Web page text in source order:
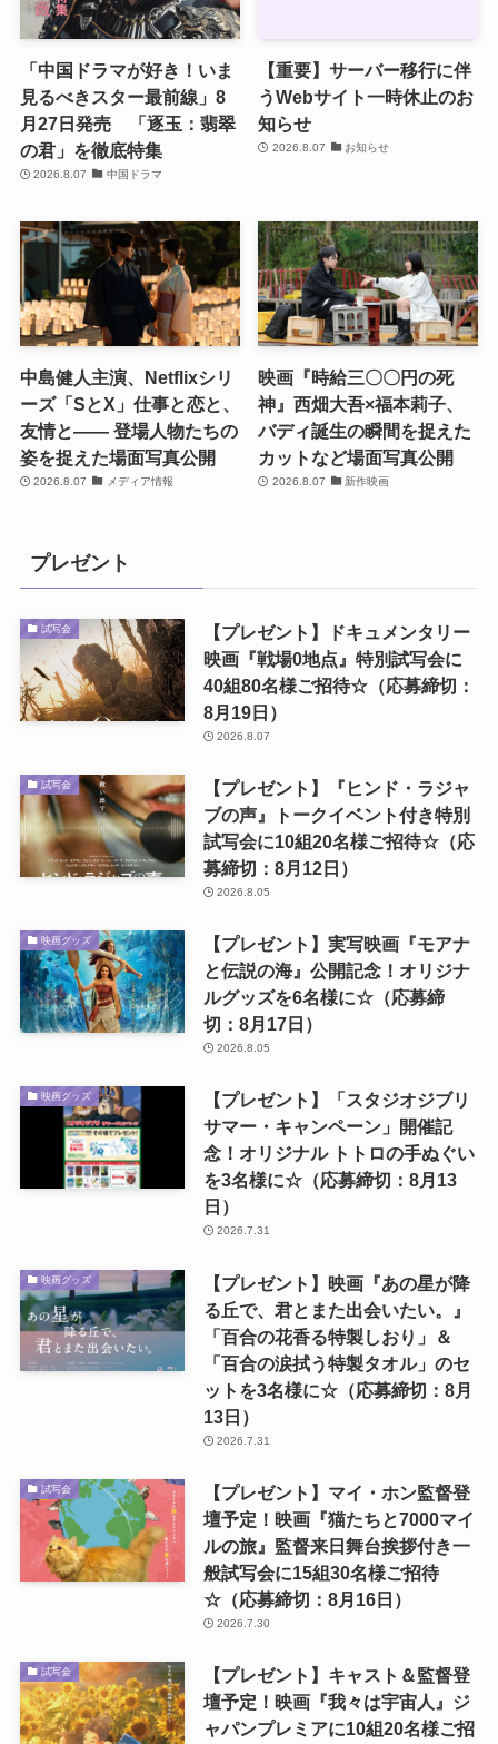
「中国ドラマが好き！いま
見るべきスター最前線」8
月27日発売 「逐玉：翡翠
の君」を徹底特集
2026.8.07 中国ドラマ
【重要】サーバー移行に伴
うWebサイト一時休止のお
知らせ
2026.8.07 お知らせ
中島健人主演、Netflixシリ
ーズ「SとX」仕事と恋と、
友情と―― 登場人物たちの
姿を捉えた場面写真公開
2026.8.07 メディア情報
映画『時給三〇〇円の死
神』西畑大吾×福本莉子、
バディ誕生の瞬間を捉えた
カットなど場面写真公開
2026.8.07 新作映画
プレゼント
試写会
【プレゼント】ドキュメンタリー
映画『戦場0地点』特別試写会に
40組80名様ご招待☆（応募締切：
8月19日）
2026.8.07
試写会
【プレゼント】『ヒンド・ラジャ
ブの声』トークイベント付き特別
試写会に10組20名様ご招待☆（応
募締切：8月12日）
2026.8.05
映画グッズ
【プレゼント】実写映画『モアナ
と伝説の海』公開記念！オリジナ
ルグッズを6名様に☆（応募締
切：8月17日）
2026.8.05
映画グッズ
【プレゼント】「スタジオジブリ
サマー・キャンペーン」開催記
念！オリジナル トトロの手ぬぐい
を3名様に☆（応募締切：8月13
日）
2026.7.31
映画グッズ
【プレゼント】映画『あの星が降
る丘で、君とまた出会いたい。』
「百合の花香る特製しおり」＆
「百合の涙拭う特製タオル」のセ
ットを3名様に☆（応募締切：8月
13日）
2026.7.31
試写会
【プレゼント】マイ・ホン監督登
壇予定！映画『猫たちと7000マイ
ルの旅』監督来日舞台挨拶付き一
般試写会に15組30名様ご招待
☆（応募締切：8月16日）
2026.7.30
試写会
【プレゼント】キャスト＆監督登
壇予定！映画『我々は宇宙人』ジ
ャパンプレミアに10組20名様ご招